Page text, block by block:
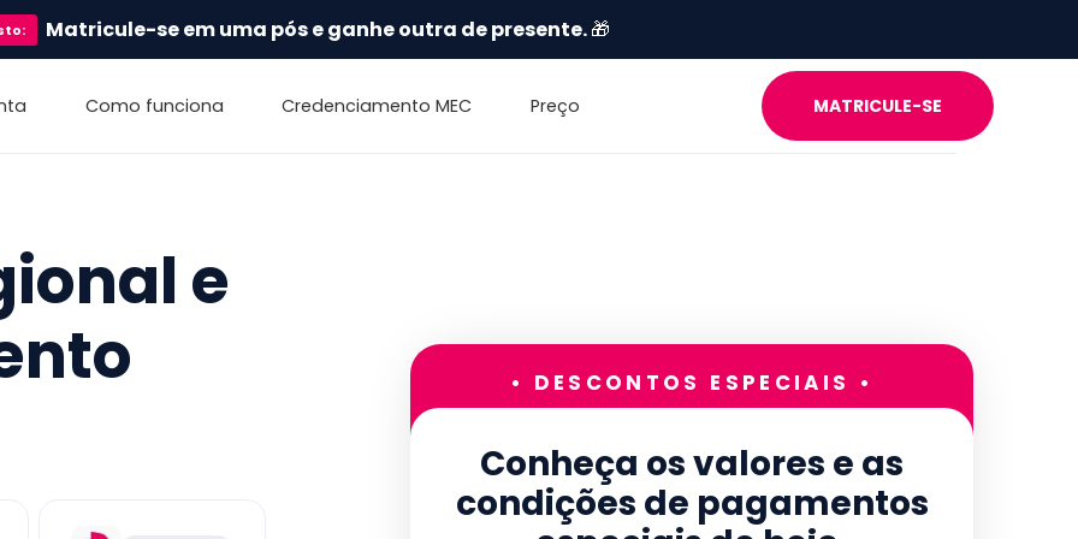
: Matricule-se em uma pós e ganhe outra de presente.🎁
Como funciona Credenciamento MEC Preço MATRICULE-SE
e
• DESCONTOS ESPECIAIS •
Conheça os valores e as
condições de pagamentos